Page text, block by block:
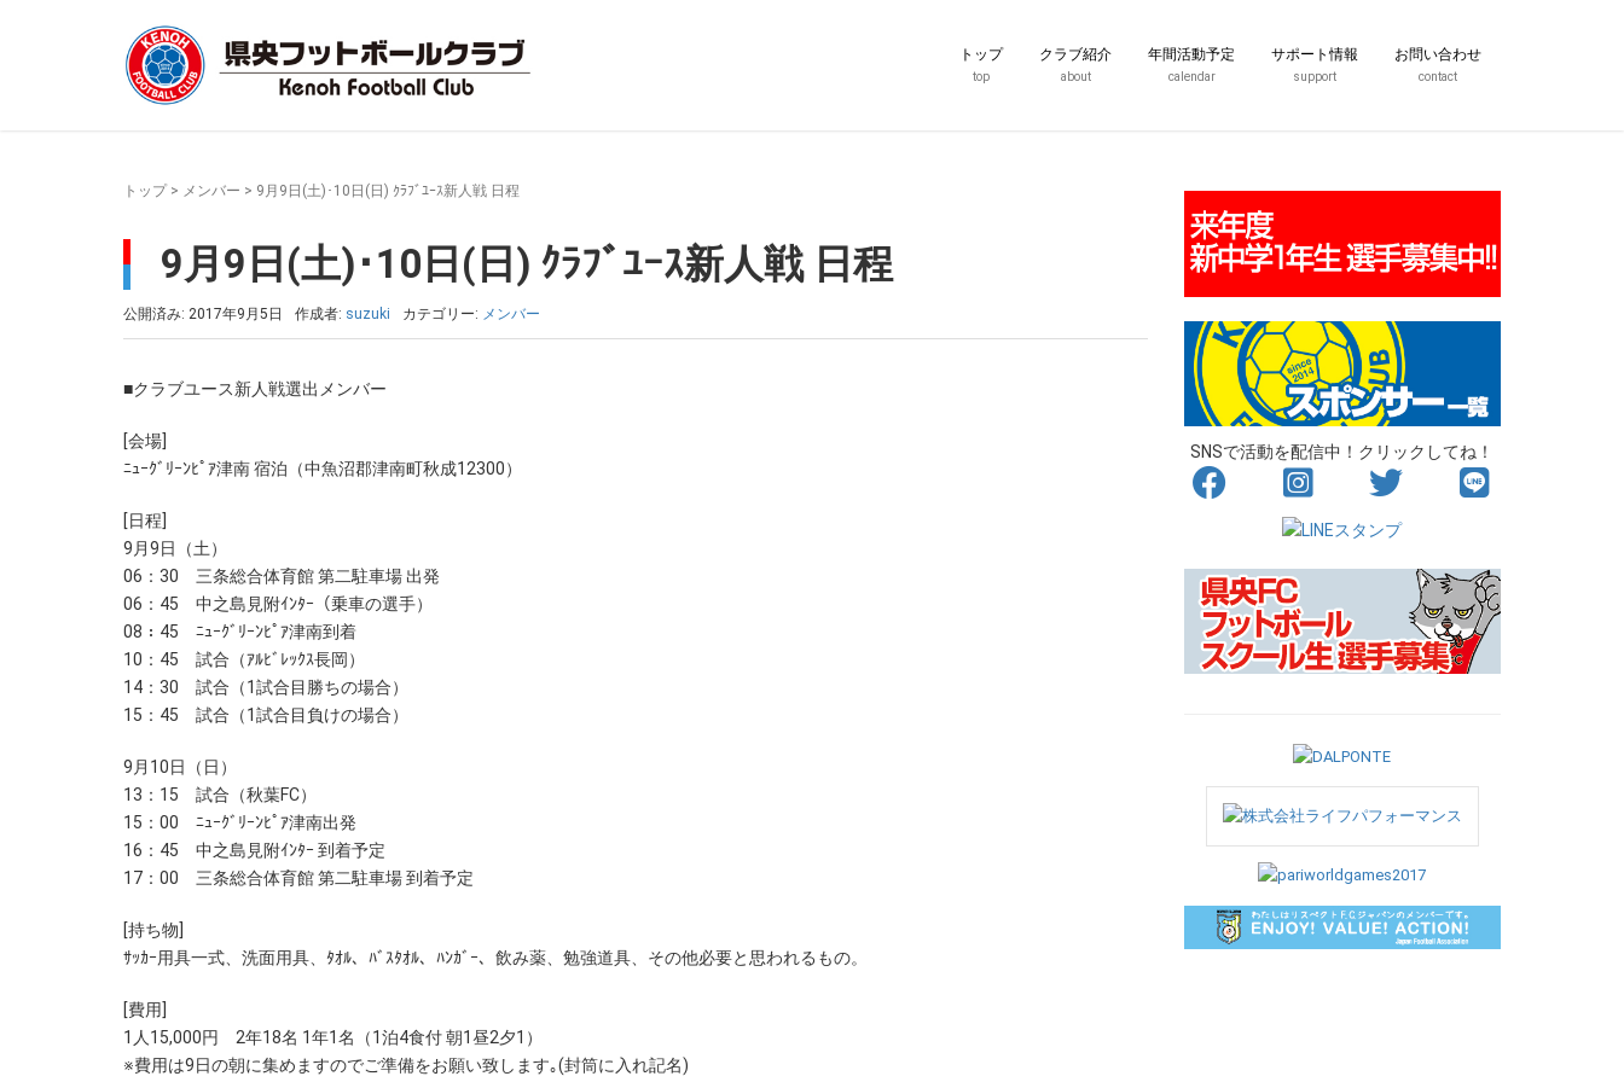
トップ
top
クラブ紹介
about
年間活動予定
calendar
サポート情報
support
お問い合わせ
contact
トップ> メンバー > 9月9日(土)･10日(日) ｸﾗﾌﾞﾕｰｽ新人戦 日程
9月9日(土)･10日(日) ｸﾗﾌﾞﾕｰｽ新人戦 日程
公開済み: 2017年9月5日 作成者: suzuki カテゴリー: メンバー
■クラブユース新人戦選出メンバー
[会場]
ﾆｭｰｸﾞﾘｰﾝﾋﾟｱ津南 宿泊（中魚沼郡津南町秋成12300）
[日程]
9月9日（土）
06：30 三条総合体育館 第二駐車場 出発
06：45 中之島見附ｲﾝﾀｰ（乗車の選手）
08：45 ﾆｭｰｸﾞﾘｰﾝﾋﾟｱ津南到着
10：45 試合（ｱﾙﾋﾞﾚｯｸｽ長岡）
14：30 試合（1試合目勝ちの場合）
15：45 試合（1試合目負けの場合）
9月10日（日）
13：15 試合（秋葉FC）
15：00 ﾆｭｰｸﾞﾘｰﾝﾋﾟｱ津南出発
16：45 中之島見附ｲﾝﾀｰ 到着予定
17：00 三条総合体育館 第二駐車場 到着予定
[持ち物]
ｻｯｶｰ用具一式、洗面用具、ﾀｵﾙ、ﾊﾞｽﾀｵﾙ、ﾊﾝｶﾞｰ、飲み薬、勉強道具、その他必要と思われるもの。
[費用]
1人15,000円 2年18名 1年1名（1泊4食付 朝1昼2夕1）
※費用は9日の朝に集めますのでご準備をお願い致します｡(封筒に入れ記名)
SNSで活動を配信中！クリックしてね！